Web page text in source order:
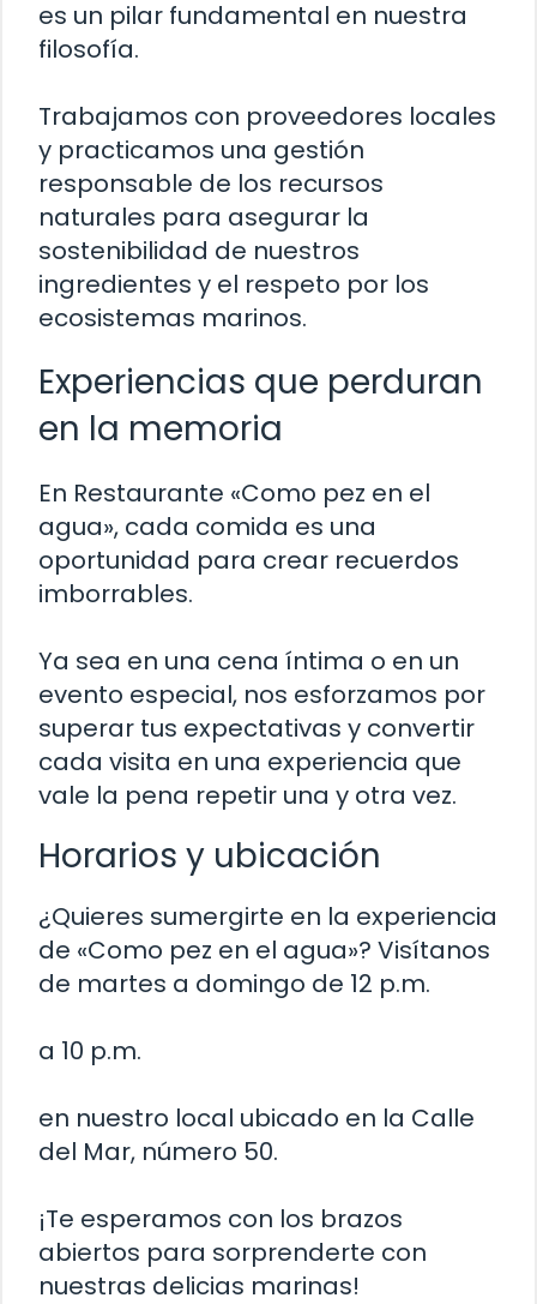
es un pilar fundamental en nuestra
filosofía.
Trabajamos con proveedores locales
y practicamos una gestión
responsable de los recursos
naturales para asegurar la
sostenibilidad de nuestros
ingredientes y el respeto por los
ecosistemas marinos.
Experiencias que perduran
en la memoria
En Restaurante «Como pez en el
agua», cada comida es una
oportunidad para crear recuerdos
imborrables.
Ya sea en una cena íntima o en un
evento especial, nos esforzamos por
superar tus expectativas y convertir
cada visita en una experiencia que
vale la pena repetir una y otra vez.
Horarios y ubicación
¿Quieres sumergirte en la experiencia
de «Como pez en el agua»? Visítanos
de martes a domingo de 12 p.m.
a 10 p.m.
en nuestro local ubicado en la Calle
del Mar, número 50.
¡Te esperamos con los brazos
abiertos para sorprenderte con
nuestras delicias marinas!